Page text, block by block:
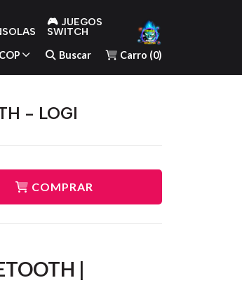
🎮 JUEGOS
SWITCH
COP Buscar Carro (0)
- LOGI
COMPRAR
|